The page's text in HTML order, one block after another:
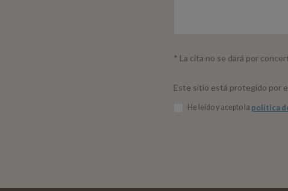
* La cita no se dará por
Este sitio está protegido por
He leído y acepto la política